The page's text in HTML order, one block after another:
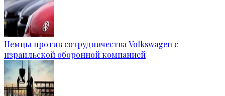
Немцы против сотрудничества Volkswagen с
израильской оборонной компанией